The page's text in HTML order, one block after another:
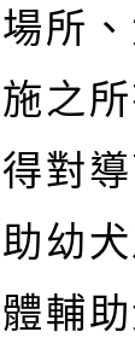
所
之
對
幼
輔